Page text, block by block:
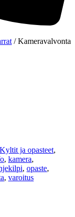
/ Kameravalvonta
Kyltit ja opasteet,
, kamera,
, opaste,
, varoitus